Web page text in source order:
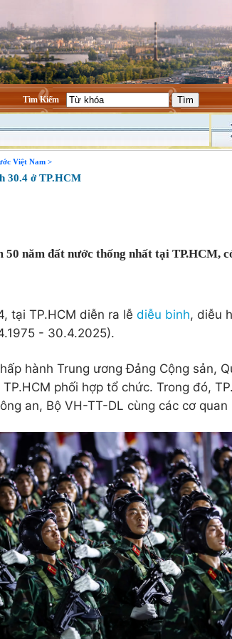
Tìm Kiếm
Việt Nam >
30.4 ở TP.HCM
50 năm đất nước thống nhất tại TP.HCM,
tại TP.HCM diễn ra lễ diễu binh, diễu
- 30.4.2025).
hành Trung ương Đảng Cộng sản,
phối hợp tổ chức. Trong đó,
an, Bộ VH-TT-DL cùng các cơ